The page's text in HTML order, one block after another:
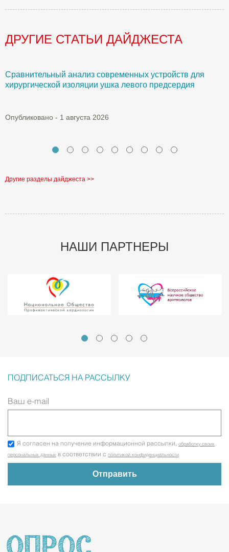
ДРУГИЕ СТАТЬИ ДАЙДЖЕСТА
Сравнительный анализ современных устройств для
хирургической изоляции ушка левого предсердия
Опубликовано - 1 августа 2026
Другие разделы дайджеста >>
НАШИ ПАРТНЕРЫ
ПОДПИСАТЬСЯ НА РАССЫЛКУ
Ваш e-mail
Я согласен на получение информационной рассылки, обработку своих
персональных данных в соответствии с политикой конфиденциальности